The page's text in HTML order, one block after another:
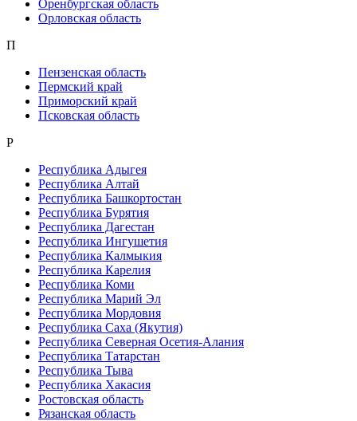
Оренбургская область
Орловская область
П
Пензенская область
Пермский край
Приморский край
Псковская область
Р
Республика Адыгея
Республика Алтай
Республика Башкортостан
Республика Бурятия
Республика Дагестан
Республика Ингушетия
Республика Калмыкия
Республика Карелия
Республика Коми
Республика Марий Эл
Республика Мордовия
Республика Саха (Якутия)
Республика Северная Осетия-Алания
Республика Татарстан
Республика Тыва
Республика Хакасия
Ростовская область
Рязанская область